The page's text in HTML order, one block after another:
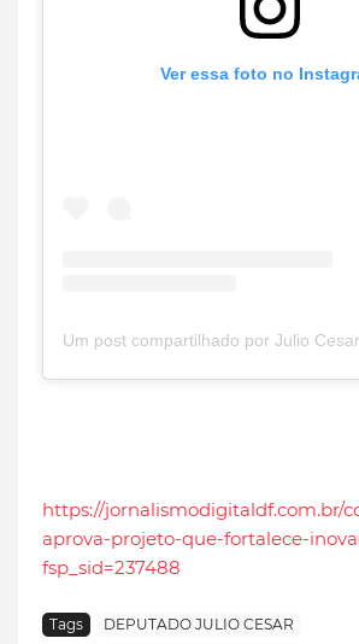
Ver essa foto no
https://jornalismodigitaldf.com.br/
aprova-projeto-que-fortalece-
fsp_sid=237488
Tags DEPUTADO JULIO CESAR